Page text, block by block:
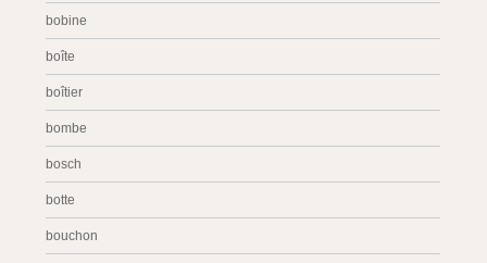
bobine
boîte
boîtier
bombe
bosch
botte
bouchon